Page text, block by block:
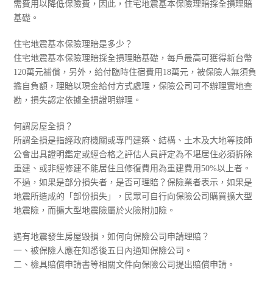
需費用以降低保險費，因此，住宅地震基本保險理賠採全損理賠
基礎。
住宅地震基本保險理賠是多少？
住宅地震基本保險理賠採全損理賠基礎，每戶最高可獲得新台幣
120萬元補償，另外，給付臨時住宿費用18萬元，被保險人無須負
擔自負額，理賠以現金給付方式處理，保險公司可不辦理實地查
勘，損失認定依據全損證明辦理。
何謂房屋全損？
所謂全損是指經政府機關或專門建築、結構、土木及大地等技師
公會出具證明鑑定或經合格之評估人員評定為不堪居住必須拆除
重建、或非經修建不能居住且修復費用為重建費用50%以上者。
不過，如果是部分損失者，是否可理賠？保險業者表示，如果是
地震所造成的「部份損失」，民眾可自行向保險公司購買擴大型
地震險，而擴大型地震險屬於火險附加險。
遇有地震發生房屋毀損，如何向保險公司申請理賠？
一、被保險人應在知悉後五日內通知保險公司。
二、檢具賠償申請書等相關文件向保險公司提出賠償申請。